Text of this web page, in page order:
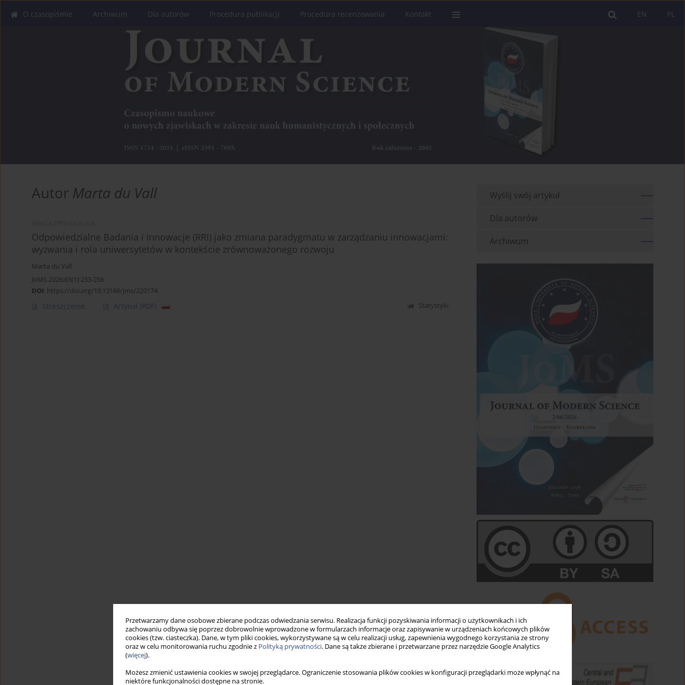
Przetwarzamy dane osobowe zbierane podczas odwiedzania serwisu. Realizacja funkcji pozyskiwania informacji o użytkownikach i ich
zachowaniu odbywa się poprzez dobrowolnie wprowadzone w formularzach informacje oraz zapisywanie w urządzeniach końcowych plików
cookies (tzw. ciasteczka). Dane, w tym pliki cookies, wykorzystywane są w celu realizacji usług, zapewnienia wygodnego korzystania ze strony
oraz w celu monitorowania ruchu zgodnie z Polityką prywatności. Dane są także zbierane i przetwarzane przez narzędzie Google Analytics
(więcej).
Możesz zmienić ustawienia cookies w swojej przeglądarce. Ograniczenie stosowania plików cookies w konfiguracji przeglądarki może wpłynąć na
niektóre funkcjonalności dostępne na stronie.
PL
EN
O czasopiśmie Archiwum Dla autorów Procedura publikacji Procedura recenzowania Kontakt
Autor Marta du Vall
Odpowiedzialne Badania i Innowacje (RRI) jako zmiana paradygmatu w zarządzaniu innowacjami:
wyzwania i rola uniwersytetów w kontekście zrównoważonego rozwoju
Marta du Vall
JoMS 2026;65(1):233-256
DOI: https://doi.org/10.13166/jms/220174
Streszczenie Artykuł (PDF) Statystyki
Wyślij swój artykuł
Dla autorów
Archiwum